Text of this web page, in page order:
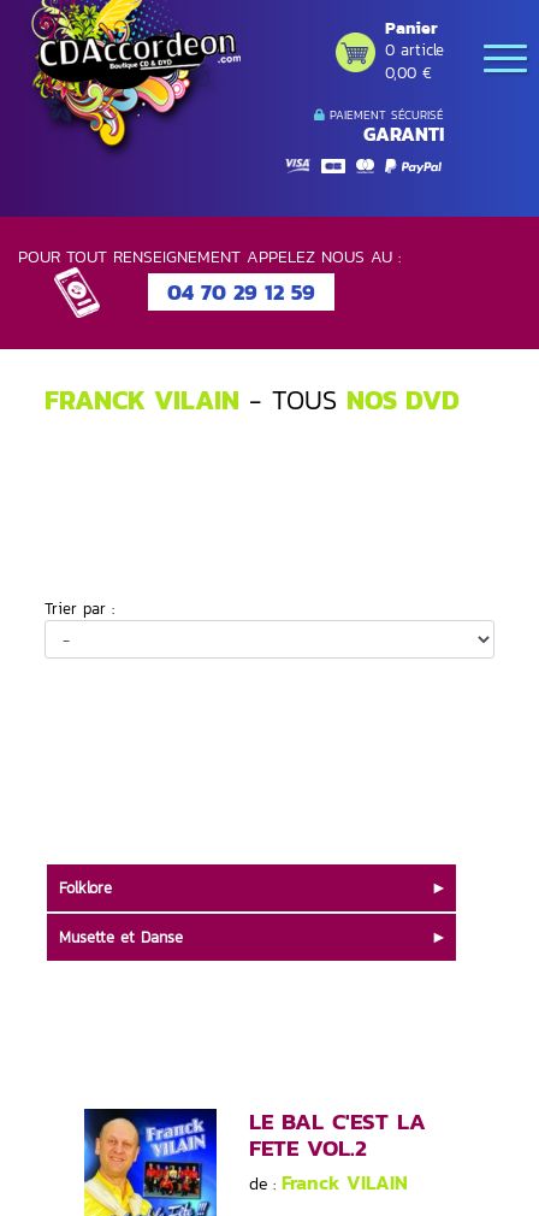
PAIEMENT SÉCURISÉ
GARANTI
Panier
0 article
0,00 €
POUR TOUT RENSEIGNEMENT APPELEZ NOUS AU :
04 70 29 12 59
FRANCK VILAIN - TOUS NOS DVD
Trier par :
LE BAL C'EST LA
FETE VOL.2
de : Franck VILAIN
Folklore
Musette et Danse